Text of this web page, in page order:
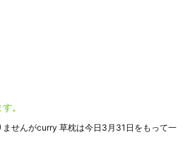
。
ませんがcurry 草枕は今日3月31日をもって一